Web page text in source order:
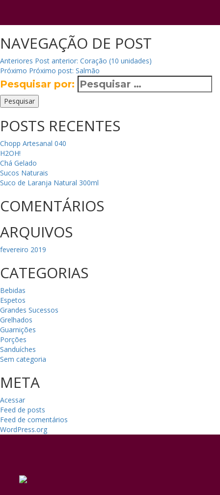
NAVEGAÇÃO DE POST
Anteriores Post anterior: Coração (10 unidades)
Próximo Próximo post: Salmão
Pesquisar por:
Pesquisar
POSTS RECENTES
Chopp Artesanal 040
H2OH!
Chá Gelado
Sucos Naturais
Suco de Laranja Natural 300ml
COMENTÁRIOS
ARQUIVOS
fevereiro 2019
CATEGORIAS
Bebidas
Espetos
Grandes Sucessos
Grelhados
Guarnições
Porções
Sanduíches
Sem categoria
META
Acessar
Feed de posts
Feed de comentários
WordPress.org